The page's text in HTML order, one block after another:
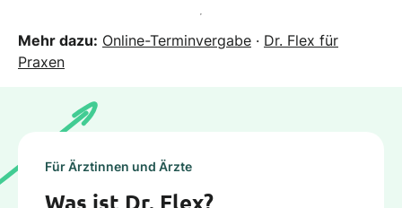
Mehr dazu: Online-Terminvergabe · Dr. Flex für
Praxen
Für Ärztinnen und Ärzte
Was ist Dr. Flex?